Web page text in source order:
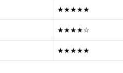
★★★★★
★★★★☆
★★★★★